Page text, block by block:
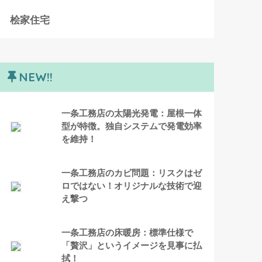
桧家住宅
NEW!!
一条工務店の太陽光発電：屋根一体
型が特徴。独自システムで発電効率
を維持！
一条工務店のカビ問題：リスクはゼ
ロではない！オリジナルな技術で迎
え撃つ
一条工務店の床暖房：標準仕様で
「贅沢」というイメージを見事に払
拭！